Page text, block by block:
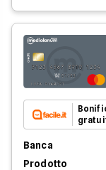
Banca
Prodotto